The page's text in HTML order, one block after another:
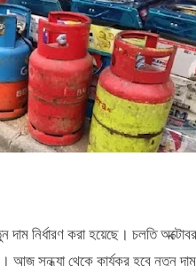
আসছেন
সমাবেশ,
নির্ধারণ করা হয়েছে। চলতি
আজ সন্ধ্যা থেকে কার্যকর হবে নতুন